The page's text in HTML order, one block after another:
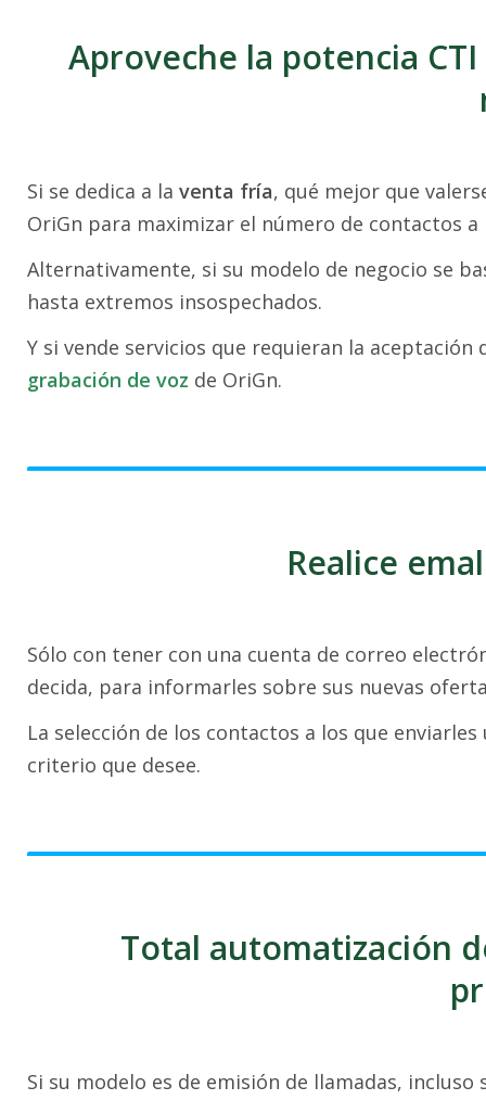
Aproveche la potencia
Si se dedica a la venta fría, qué mejor que
OriGn para maximizar el número de contactos
Alternativamente, si su modelo de negocio se
hasta extremos insospechados.
Y si vende servicios que requieran la aceptación
grabación de voz de OriGn.
Realice
Sólo con tener con una cuenta de correo
decida, para informarles sobre sus nuevas
La selección de los contactos a los que
criterio que desee.
Total automatización
Si su modelo es de emisión de llamadas, incluso